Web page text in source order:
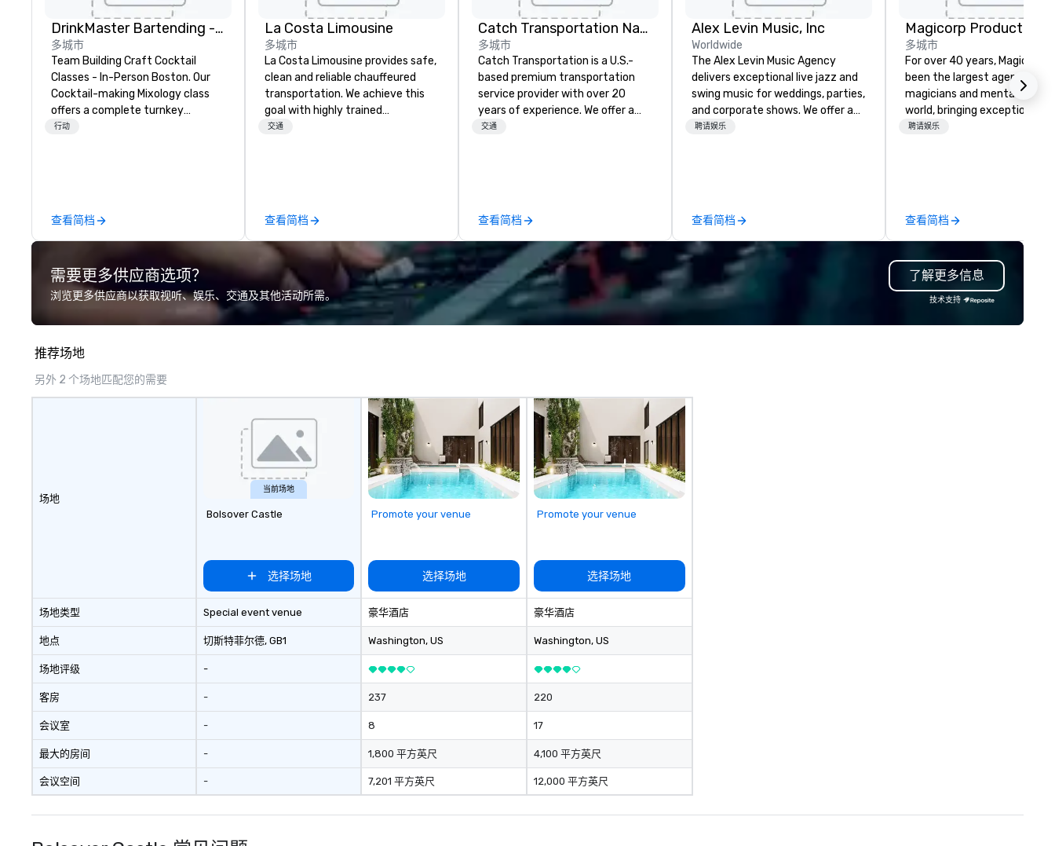
DrinkMaster Bartending - Mixology Team Building
多城市
Team Building Craft Cocktail
Classes - In-Person Boston. Our
Cocktail-making Mixology class
offers a complete turnkey
solution for your next group
行动
查看简档
La Costa Limousine
多城市
La Costa Limousine provides safe,
clean and reliable chauffeured
transportation. We achieve this
goal with highly trained
chauffeurs, the newest vehicles
perfectly maintained fleet of late
model luxury vehicles to the
highly experienced and
professional team of chauffeurs
and support staff; you will know
quality when you travel with La
Costa Limousine.
交通
查看简档
Catch Transportation Nationwide
多城市
Catch Transportation is a U.S.-
based premium transportation
service provider with over 20
years of experience. We offer a
wide range of travel solutions —
group trips. We are known for our
diverse fleet, nationwide service,
and use of modern technology like
GPS tracking to deliver reliable,
comfortable travel experiences.
We also specialize in hotel room
blockings at special rates, as we
交通
查看简档
Alex Levin Music, Inc
Worldwide
The Alex Levin Music Agency
delivers exceptional live jazz and
swing music for weddings, parties,
and corporate shows. We offer a
wide range of musical options,
to match the requirements of
your event.
聘请娱乐
查看简档
Magicorp Productions,
多城市
For over 40 years, Magicorp
been the largest agency of
magicians and mentalists in
world, bringing exceptional
to events of every kind. From
spark conversation, and
unforgettable moments. What
sets us apart is our deep
knowledge of both
and events. We don’t just
talent—we thoughtfully
the right performer to your
聘请娱乐
查看简档
需要更多供应商选项？
浏览更多供应商以获取视听、娱乐、交通及其他活动所需。
了解更多信息
技术支持
推荐场地
另外 2 个场地匹配您的需要
场地
场地类型
地点
场地评级
客房
会议室
最大的房间
会议空间
当前场地
Bolsover Castle
选择场地
Special event venue
切斯特菲尔德, GB1
-
-
-
-
-
Promote your venue
选择场地
豪华酒店
Washington, US
237
8
1,800 平方英尺
7,201 平方英尺
Promote your venue
选择场地
豪华酒店
Washington, US
220
17
4,100 平方英尺
12,000 平方英尺